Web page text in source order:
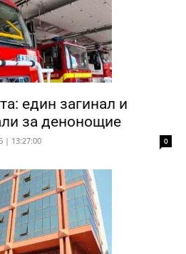
един загинал и
за денонощие
| 13:27:00 0